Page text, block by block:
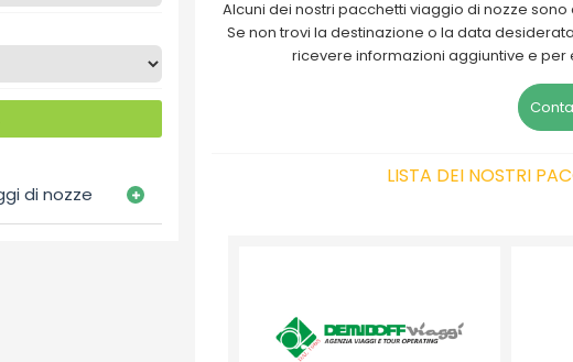
di nozze
Alcuni dei nostri pacchetti viaggio di nozze
Se non trovi la destinazione o la data
ricevere informazioni aggiuntive e
LISTA DEI NOSTRI